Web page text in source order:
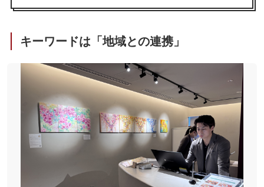
キーワードは「地域との連携」